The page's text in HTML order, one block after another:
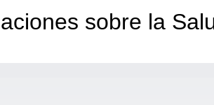
sobre la